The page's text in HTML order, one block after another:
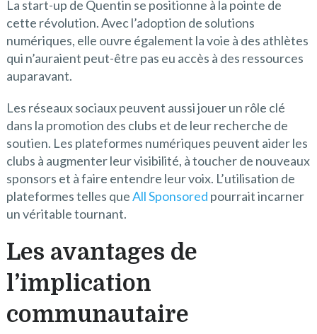
La start-up de Quentin se positionne à la pointe de
cette révolution. Avec l’adoption de solutions
numériques, elle ouvre également la voie à des athlètes
qui n’auraient peut-être pas eu accès à des ressources
auparavant.
Les réseaux sociaux peuvent aussi jouer un rôle clé
dans la promotion des clubs et de leur recherche de
soutien. Les plateformes numériques peuvent aider les
clubs à augmenter leur visibilité, à toucher de nouveaux
sponsors et à faire entendre leur voix. L’utilisation de
plateformes telles queAll Sponsored pourrait incarner
un véritable tournant.
Les avantages de
l’implication
communautaire